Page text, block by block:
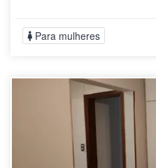
Para mulheres